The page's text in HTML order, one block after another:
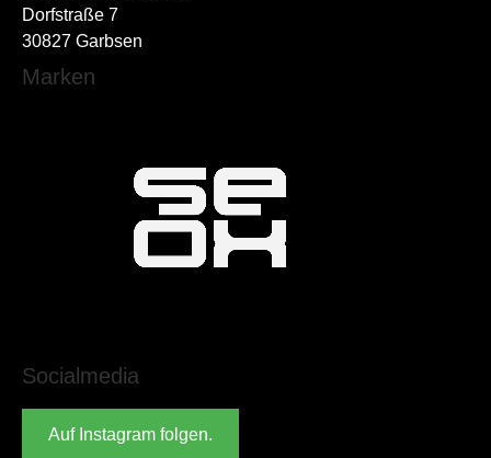
Dorfstraße 7
30827 Garbsen
Marken
Socialmedia
Auf Instagram folgen.